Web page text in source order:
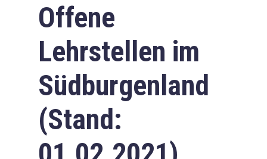
Offene
Lehrstellen im
Südburgenland
(Stand: